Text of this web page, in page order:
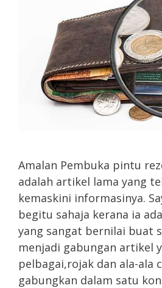
Amalan Pembuka pintu
adalah artikel lama yang
kemaskini informasinya.
begitu sahaja kerana ia
yang sangat bernilai buat
menjadi gabungan artikel
pelbagai,rojak dan ala-ala
gabungkan dalam satu